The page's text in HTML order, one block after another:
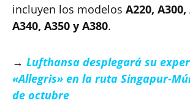
incluyen los modelos A220, A300,
A340, A350 y A380.
→ Lufthansa desplegará su
«Allegris» en la ruta Singapur-
de octubre